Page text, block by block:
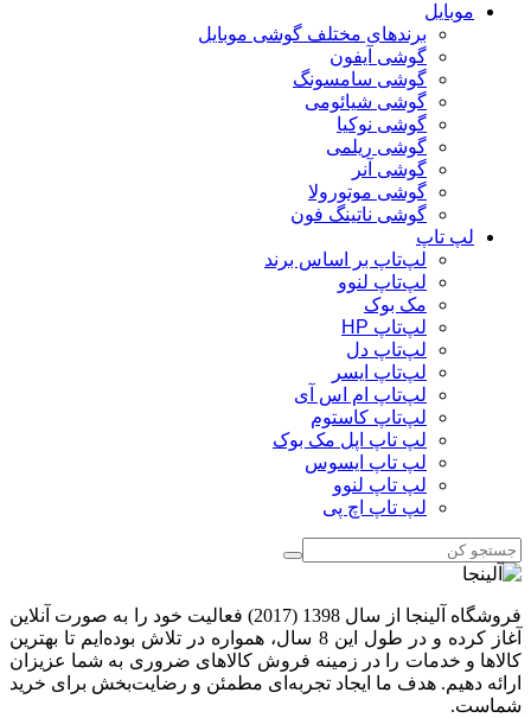
موبایل
برندهای مختلف گوشی موبایل
گوشی آیفون
گوشی سامسونگ
گوشی شیائومی
گوشی نوکیا
گوشی ریلمی
گوشی آنر
گوشی موتورولا
گوشی ناتینگ فون
لپ تاپ
لپ‌تاپ بر اساس برند
لپ‌تاپ لنوو
مک بوک
لپ‌تاپ HP
لپ‌تاپ دل
لپ‌تاپ ایسر
لپ‌تاپ ام اس آی
لپ‌تاپ کاستوم
لپ تاپ اپل مک بوک
لپ تاپ ایسوس
لپ تاپ لنوو
لپ تاپ اچ پی
فروشگاه آلینجا از سال 1398 (2017) فعالیت خود را به صورت آنلاین
آغاز کرده و در طول این 8 سال، همواره در تلاش بوده‌ایم تا بهترین
کالاها و خدمات را در زمینه فروش کالاهای ضروری به شما عزیزان
ارائه دهیم. هدف ما ایجاد تجربه‌ای مطمئن و رضایت‌بخش برای خرید
شماست.